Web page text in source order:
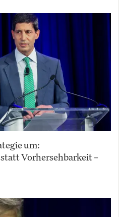
um:
Vorhersehbarkeit –